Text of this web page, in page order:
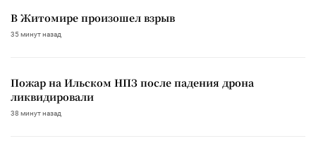
В Житомире произошел взрыв
35 минут назад
Пожар на Ильском НПЗ после падения дрона
ликвидировали
38 минут назад